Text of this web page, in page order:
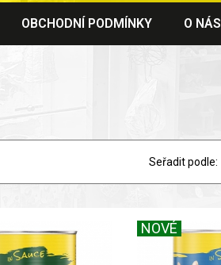
OBCHODNÍ PODMÍNKY O NÁS
Seřadit podle:
NOVÉ